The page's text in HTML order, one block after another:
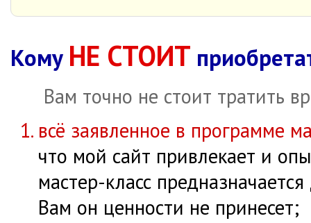
Кому НЕ СТОИТ
Вам точно не стоит тратить
всё заявленное в программе
что мой сайт привлекает и
мастер-класс
Вам он ценности не принесет;